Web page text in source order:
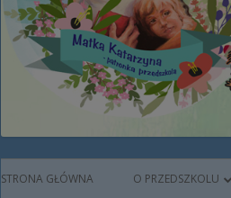
Menu
STRONA GŁÓWNA O PRZEDSZKOLU